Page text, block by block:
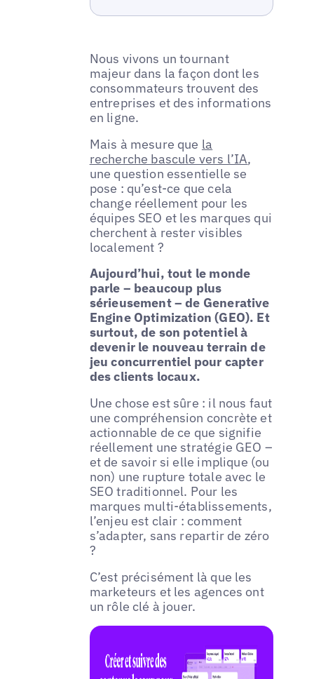
Nous vivons un tournant
majeur dans la façon dont les
consommateurs trouvent des
entreprises et des informations
en ligne.
Mais à mesure que la
recherche bascule vers l’IA,
une question essentielle se
pose : qu’est-ce que cela
change réellement pour les
équipes SEO et les marques qui
cherchent à rester visibles
localement ?
Aujourd’hui, tout le monde
parle – beaucoup plus
sérieusement – de Generative
Engine Optimization (GEO). Et
surtout, de son potentiel à
devenir le nouveau terrain de
jeu concurrentiel pour capter
des clients locaux.
Une chose est sûre : il nous faut
une compréhension concrète et
actionnable de ce que signifie
réellement une stratégie GEO –
et de savoir si elle implique (ou
non) une rupture totale avec le
SEO traditionnel. Pour les
marques multi-établissements,
l’enjeu est clair : comment
s’adapter, sans repartir de zéro
?
C’est précisément là que les
marketeurs et les agences ont
un rôle clé à jouer.